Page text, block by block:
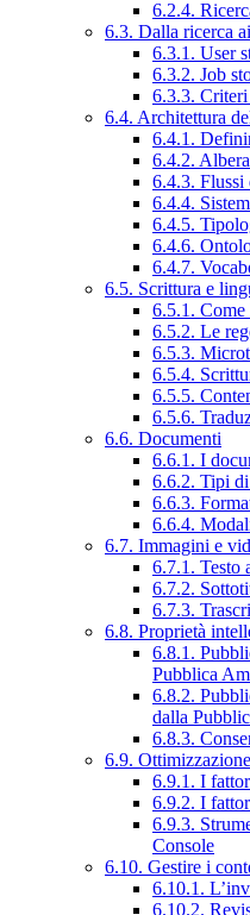
6.2.4.
6.3. Dalla ricerca
6.3.1. User
6.3.2. Job
6.3.3.
6.4. Architettura
6.4.1.
6.4.2.
6.4.3. Flussi
6.4.4.
6.4.5.
6.4.6.
6.4.7.
6.5. Scrittura e
6.5.1. Come
6.5.2. Le
6.5.3.
6.5.4.
6.5.5.
6.5.6.
6.6. Documenti
6.6.1. I
6.6.2. Tipi
6.6.3.
6.6.4.
6.7. Immagini e
6.7.1. Testo
6.7.2.
6.7.3.
6.8. Proprietà
6.8.1.
Pubblica
6.8.2.
dalla
6.8.3.
6.9.
6.9.1. I
6.9.2. I
6.9.3.
Console
6.10. Gestire i
6.10.1.
6.10.2.